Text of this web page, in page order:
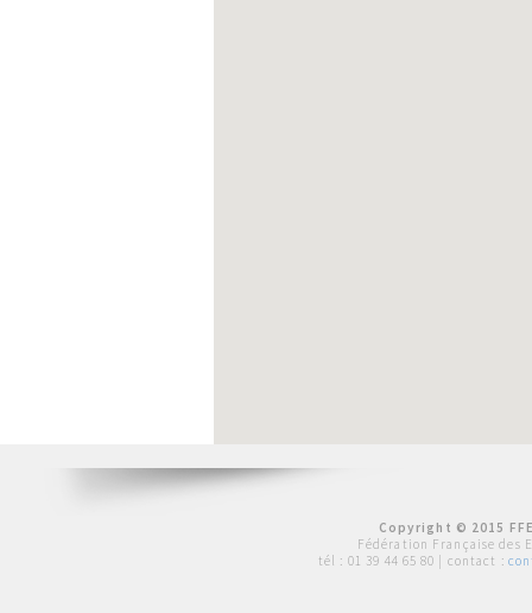
Copyright © 2015
Fédération Française des
tél : 01 39 44 65 80 | contact :